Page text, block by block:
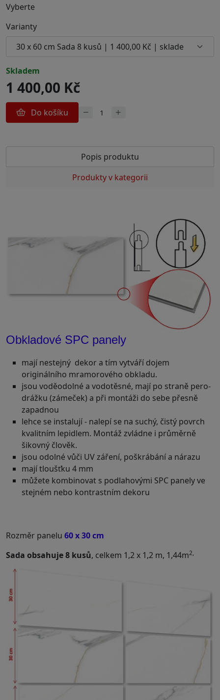
Vyberte
Varianty
skladem
1 400,00 Kč
Do košíku
Popis produktu
Produkty v kategorii
Obkladové SPC panely
mají nestejný dekor a tím vytváří dojem
originálního mramorového obkladu.
jsou voděodolné a vodotěsné, mají po straně pero-
drážku (zámeček) a při montáži do sebe přesně
zapadnou
lehce se instalují - nalepí se na suchý, čistý povrch
kvalitním lepidlem. Montáž zvládne i průměrně
šikovný člověk.
jsou odolné vůči UV záření, poškrábání a nárazu
mají tloušťku 4 mm
můžete kombinovat s podlahovými SPC panely ve
stejném nebo kontrastním dekoru
Rozměr panelu 60 x 30 cm
Sada obsahuje 8 kusů, celkem 1,2 x 1,2 m, 1,44m2,